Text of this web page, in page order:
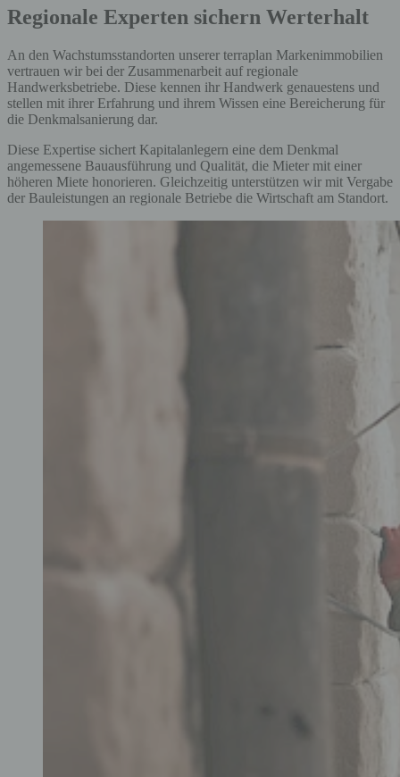
Regionale Experten sichern Werterhalt
An den Wachstumsstandorten unserer terraplan Markenimmobilien
vertrauen wir bei der Zusammenarbeit auf regionale
Handwerksbetriebe. Diese kennen ihr Handwerk genauestens und
stellen mit ihrer Erfahrung und ihrem Wissen eine Bereicherung für
die Denkmalsanierung dar.
Diese Expertise sichert Kapitalanlegern eine dem Denkmal
angemessene Bauausführung und Qualität, die Mieter mit einer
höheren Miete honorieren. Gleichzeitig unterstützen wir mit Vergabe
der Bauleistungen an regionale Betriebe die Wirtschaft am Standort.